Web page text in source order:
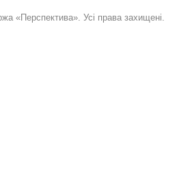
«Перспектива». Усі права захищені.